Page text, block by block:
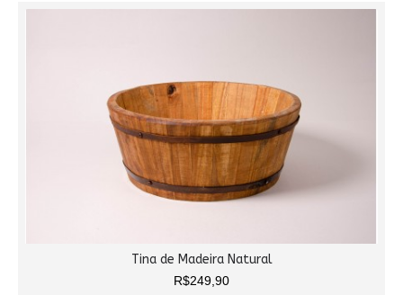
Tina de Madeira Natural
R$249,90